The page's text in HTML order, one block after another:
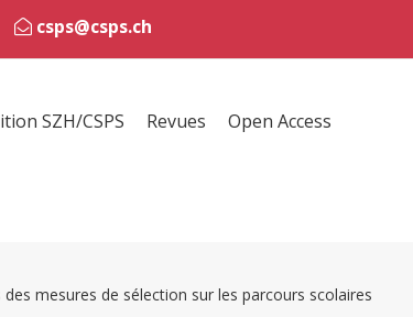
csps@csps.ch
SZH/CSPS Revues Open Access
des mesures de sélection sur les parcours scolaires